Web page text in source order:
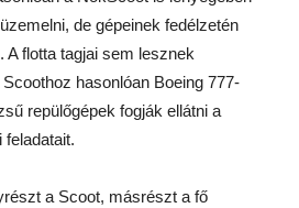
de gépeinek fedélzetén
flotta tagjai sem lesznek
hasonlóan Boeing 777-
repülőgépek fogják ellátni a
feladatait.
a Scoot, másrészt a fő